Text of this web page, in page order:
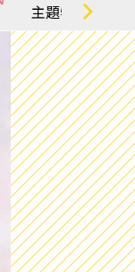
主題特集